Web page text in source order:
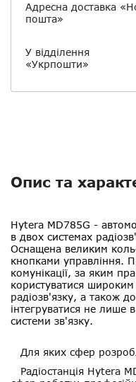
Адресна доставка
пошта»
У відділення
«Укрпошти»
Опис та
Hytera MD785G -
в двох системах
Оснащена великим
кнопками управління.
комунікації, за яким
користуватися
радіозв'язку, а також
інтегруватися не лише
системи зв'язку.
Для яких сфер
Радіостанція Hytera